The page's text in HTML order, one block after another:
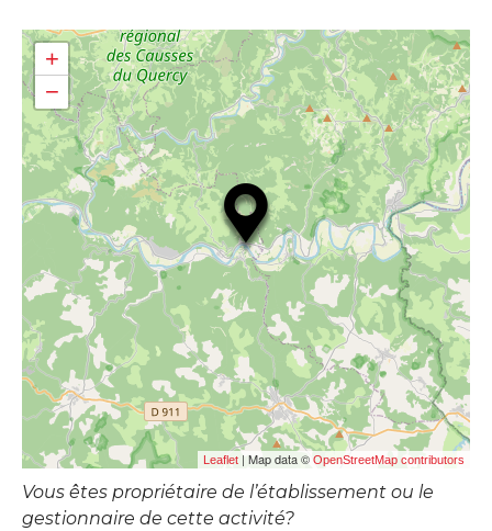
+
−
Leaflet | Map data © OpenStreetMap contributors
Vous êtes propriétaire de l’établissement ou le
gestionnaire de cette activité?